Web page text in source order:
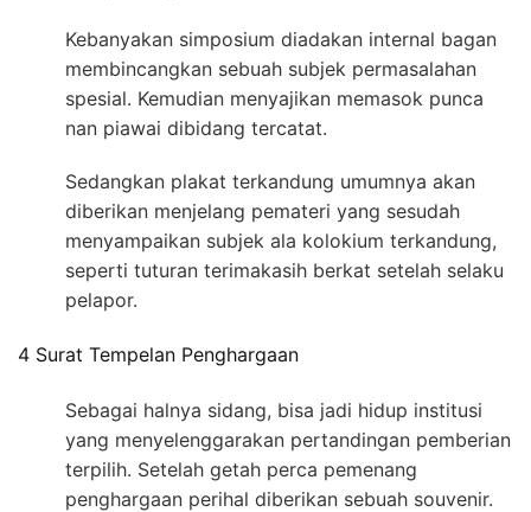
Kebanyakan simposium diadakan internal bagan
membincangkan sebuah subjek permasalahan
spesial. Kemudian menyajikan memasok punca
nan piawai dibidang tercatat.
Sedangkan plakat terkandung umumnya akan
diberikan menjelang pemateri yang sesudah
menyampaikan subjek ala kolokium terkandung,
seperti tuturan terimakasih berkat setelah selaku
pelapor.
4 Surat Tempelan Penghargaan
Sebagai halnya sidang, bisa jadi hidup institusi
yang menyelenggarakan pertandingan pemberian
terpilih. Setelah getah perca pemenang
penghargaan perihal diberikan sebuah souvenir.